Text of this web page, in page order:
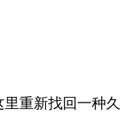
重新找回一种久